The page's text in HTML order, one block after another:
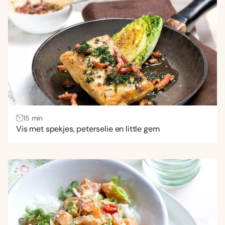
Uitdagend
(18)
Gang
Bijgerecht
(47)
Borrelhapjes en snacks
(29)
Brunch
(26)
Dranken
(1)
Hoofdgerecht
Ontbijt
Voorgerecht
(180)
Wensen
Gezond
15 min
Vis met spekjes, peterselie en little gem